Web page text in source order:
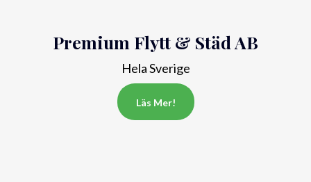
Premium Flytt & Städ AB
Hela Sverige
Läs Mer!